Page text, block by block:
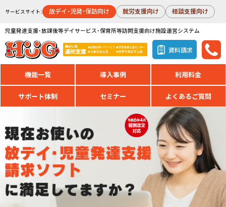
サービスサイト： 放デイ・児発・保訪向け 就労支援向け 相談支援向け
児童発達支援・放課後等デイサービス・保育所等訪問支援向け施設運営システム
資料請求
機能一覧 導入事例 利用料金
サポート体制 セミナー よくあるご質問